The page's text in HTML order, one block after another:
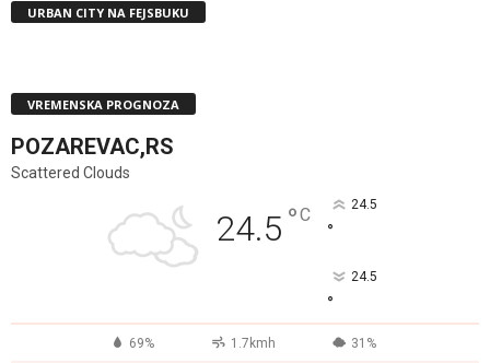
URBAN CITY NA FEJSBUKU
VREMENSKA PROGNOZA
POZAREVAC,RS
Scattered Clouds
24.5 °C 24.5
°
24.5
°
69% 1.7kmh 31%